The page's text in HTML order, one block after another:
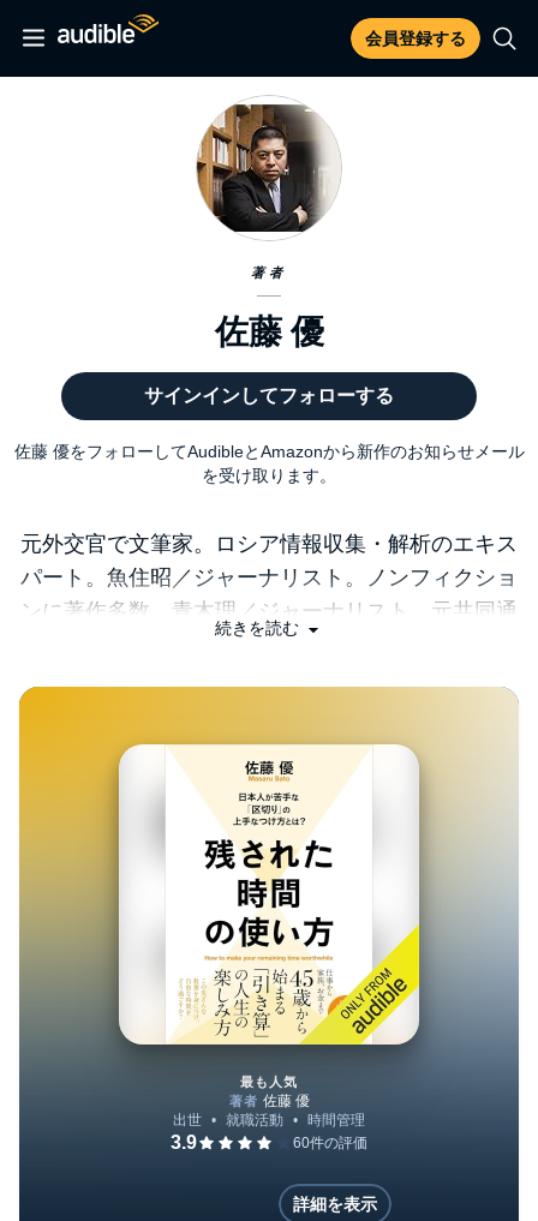
会員登録する
著者
佐藤 優
サインインしてフォローする
佐藤 優をフォローしてAudibleとAmazonから新作のお知らせメール
を受け取ります。
元外交官で文筆家。ロシア情報収集・解析のエキス
パート。魚住昭／ジャーナリスト。ノンフィクショ
ンに著作多数。青木理／ジャーナリスト。元共同通
信記者。『日本の公安警察』『絞首刑』など著作多
誰が日本を支配するのか！？政治とメディアの巻
(ISBN-13:978-4838721566)』が刊行された当時に掲
載されていたものです)
続きを読む
残された時間の使い方
最も人気
詳細を表示